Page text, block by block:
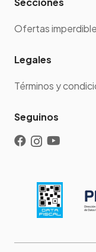
Ofertas imperdible
Legales
Términos y
Seguinos